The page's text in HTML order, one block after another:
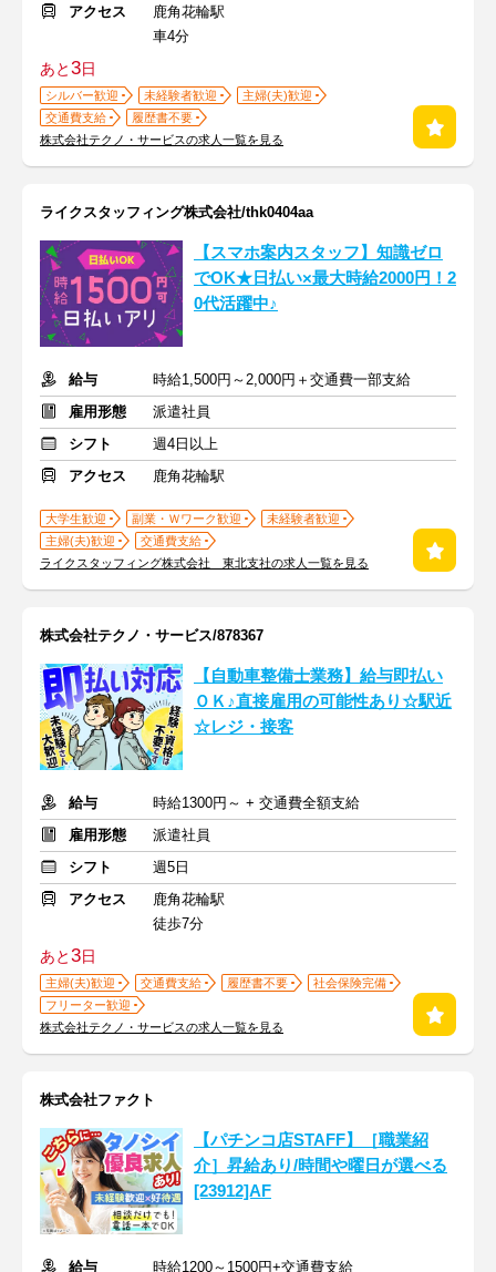
アクセス
鹿角花輪駅
車4分
あと3日
シルバー歓迎 未経験者歓迎
主婦(夫)歓迎
交通費支給
履歴書不要
株式会社テクノ・サービスの求人一覧を見る
ライクスタッフィング株式会社/thk0404aa
【スマホ案内スタッフ】知識ゼロ
でOK★日払い×最大時給2000円！2
0代活躍中♪
給与
時給1,500円～2,000円＋交通費一部支給
雇用形態
派遣社員
シフト
週4日以上
アクセス
鹿角花輪駅
大学生歓迎 副業・Ｗワーク歓迎
未経験者歓迎
主婦(夫)歓迎
交通費支給
ライクスタッフィング株式会社 東北支社の求人一覧を見る
株式会社テクノ・サービス/878367
【自動車整備士業務】給与即払い
ＯＫ♪直接雇用の可能性あり☆駅近
☆レジ・接客
給与
時給1300円～ + 交通費全額支給
雇用形態
派遣社員
シフト
週5日
アクセス
鹿角花輪駅
徒歩7分
あと3日
主婦(夫)歓迎 交通費支給 履歴書不要
社会保険完備
フリーター歓迎
株式会社テクノ・サービスの求人一覧を見る
株式会社ファクト
【パチンコ店STAFF】［職業紹
介］昇給あり/時間や曜日が選べる
[23912]AF
給与 時給1200～1500円+交通費支給